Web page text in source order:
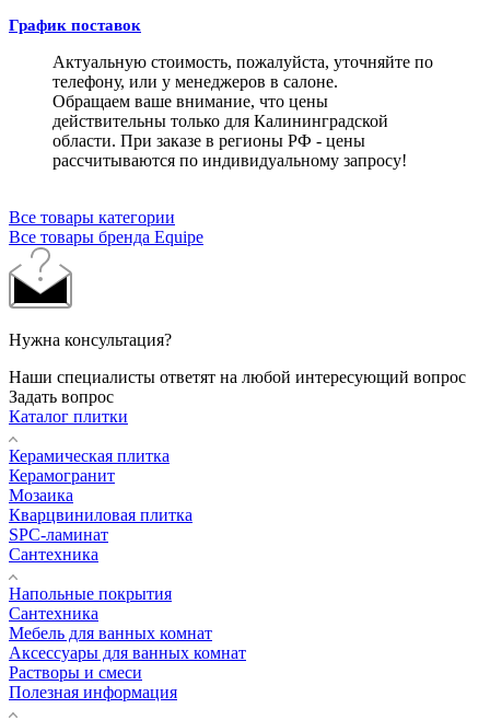
График поставок
Актуальную стоимость, пожалуйста, уточняйте по
телефону, или у менеджеров в салоне.
Обращаем ваше внимание, что цены
действительны только для Калининградской
области. При заказе в регионы РФ - цены
рассчитываются по индивидуальному запросу!
Все товары категории
Все товары бренда Equipe
Нужна консультация?
Наши специалисты ответят на любой интересующий вопрос
Задать вопрос
Каталог плитки
Керамическая плитка
Керамогранит
Мозаика
Кварцвиниловая плитка
SPC-ламинат
Сантехника
Напольные покрытия
Сантехника
Мебель для ванных комнат
Аксессуары для ванных комнат
Растворы и смеси
Полезная информация